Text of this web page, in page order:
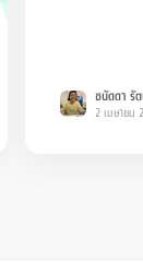
ชนัดดา รั
2 เมษายน